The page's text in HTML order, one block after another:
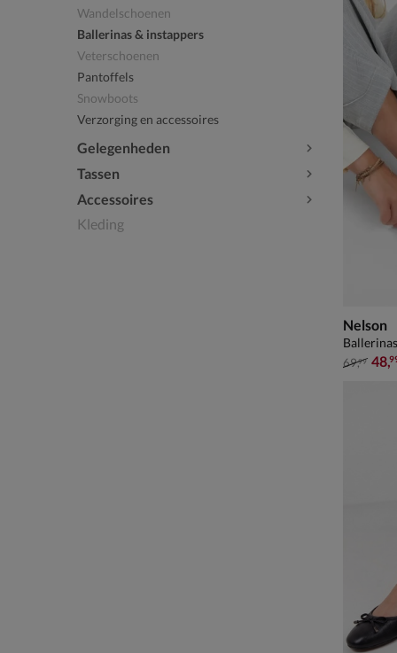
Wandelschoenen
Ballerinas & instappers
Veterschoenen
Pantoffels
Snowboots
Verzorging en accessoires
Gelegenheden
Tassen
Accessoires
Kleding
Nelson
van €
69,99 48,